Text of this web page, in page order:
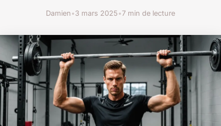
Damien•3 mars 2025•7 min de lecture